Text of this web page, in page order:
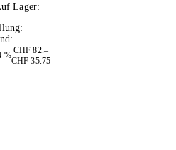
Lager:
%
CHF 82.–
CHF 35.75